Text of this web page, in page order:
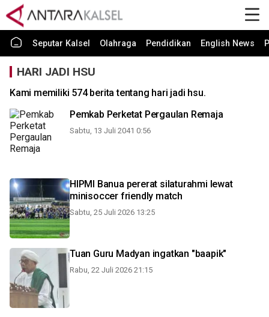
Seputar Kalsel Olahraga Pendidikan English News
HARI JADI HSU
Kami memiliki 574 berita tentang hari jadi hsu.
Pemkab Perketat Pergaulan Remaja
Sabtu, 13 Juli 2041 0:56
HIPMI Banua pererat silaturahmi lewat
minisoccer friendly match
Sabtu, 25 Juli 2026 13:25
Tuan Guru Madyan ingatkan "baapik"
Rabu, 22 Juli 2026 21:15